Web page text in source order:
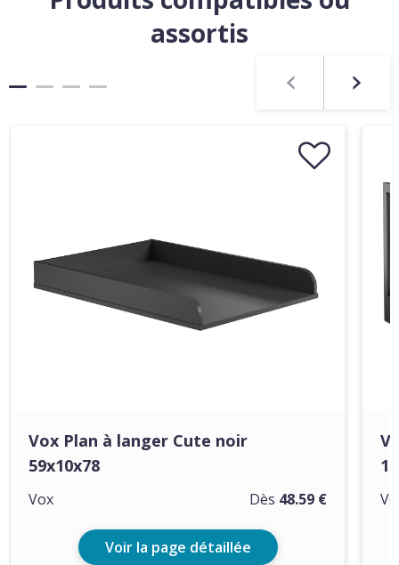
assortis
Vox Plan à langer Cute noir
59x10x78
Dès 48.59 €
Vox
Voir la page détaillée